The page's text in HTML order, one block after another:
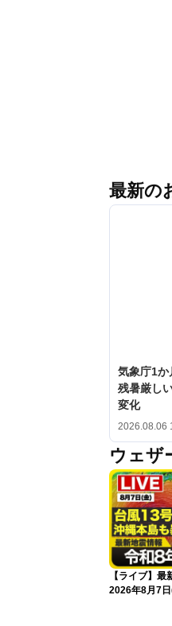
最新の
気象庁1
残暑厳し
変化
2026.08.06
ウェザ
【ライブ】
2026年8月7